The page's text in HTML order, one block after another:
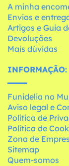
A minha
Envios e
Artigos e Guia
Devoluções
Mais dúvidas
INFORMAÇÃO:
Funidelia no
Aviso legal e
Política de
Política de
Zona de
Sitemap
Quem-somos